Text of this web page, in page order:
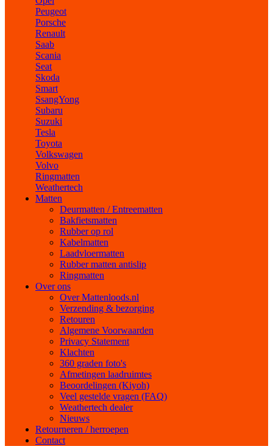
Peugeot
Porsche
Renault
Saab
Scania
Seat
Skoda
Smart
SsangYong
Subaru
Suzuki
Tesla
Toyota
Volkswagen
Volvo
Ringmatten
Weathertech
Matten
Deurmatten / Entreematten
Bakfietsmatten
Rubber op rol
Kabelmatten
Laadvloermatten
Rubber matten antislip
Ringmatten
Over ons
Over Mattenloods.nl
Verzending & bezorging
Retouren
Algemene Voorwaarden
Privacy Statement
Klachten
360 graden foto's
Afmetingen laadruimtes
Beoordelingen (Kiyoh)
Veel gestelde vragen (FAQ)
Weathertech dealer
Nieuws
Retourneren / herroepen
Contact